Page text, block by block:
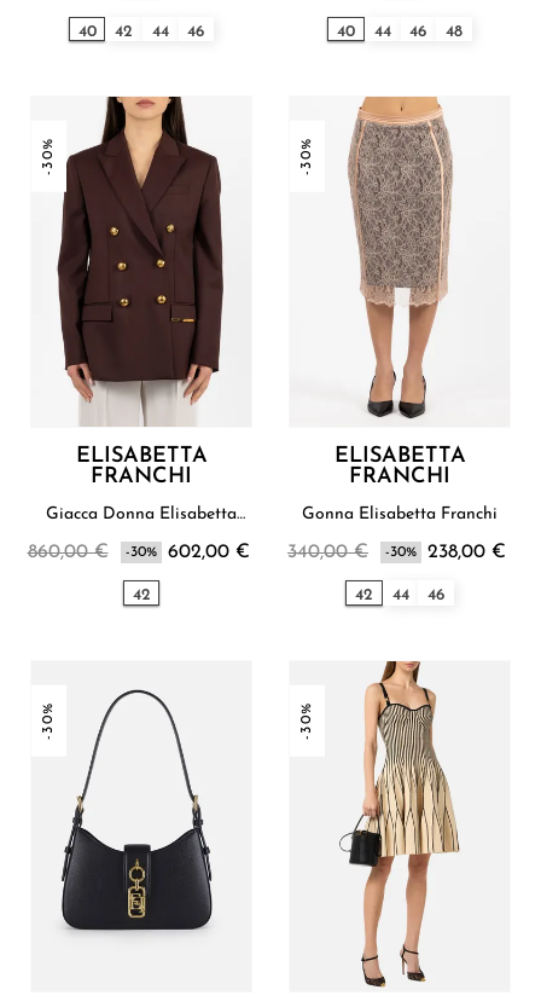
40 42 44 46 40 44 46 48
-30%
ELISABETTA
FRANCHI
Giacca Donna Elisabetta
860,00 € -30% 602,00 €
42
-30%
ELISABETTA
FRANCHI
Gonna Elisabetta Franchi
340,00 € -30% 238,00 €
42 44 46
-30% -30%